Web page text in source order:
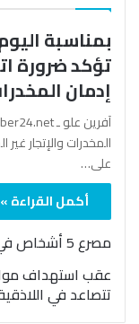
بمناسبة
تؤكد ضرورة
إدمان
المخدرات والإتجار
على…
أكمل القراءة »
مصرع 5 أشخاص في سوريا بحوادث منفصلة خلال يوم واحد
عقب استهداف
تتصاعد في